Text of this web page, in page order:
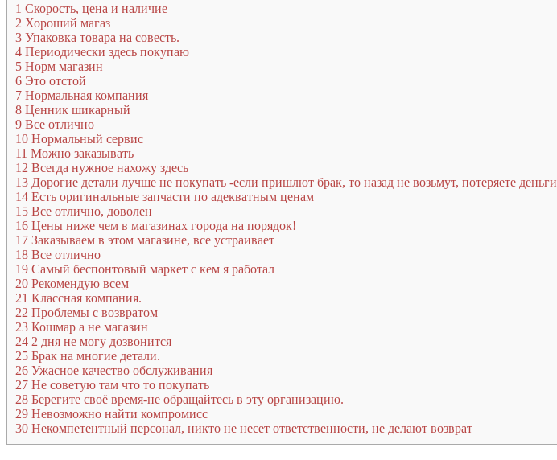
1 Скорость, цена и наличие
2 Хороший магаз
3 Упаковка товара на совесть.
4 Периодически здесь покупаю
5 Норм магазин
6 Это отстой
7 Нормальная компания
8 Ценник шикарный
9 Все отлично
10 Нормальный сервис
11 Можно заказывать
12 Всегда нужное нахожу здесь
13 Дорогие детали лучше не покупать -если пришлют брак, то назад не возьмут, потеряете деньги
14 Есть оригинальные запчасти по адекватным ценам
15 Все отлично, доволен
16 Цены ниже чем в магазинах города на порядок!
17 Заказываем в этом магазине, все устраивает
18 Все отлично
19 Самый беспонтовый маркет с кем я работал
20 Рекомендую всем
21 Классная компания.
22 Проблемы с возвратом
23 Кошмар а не магазин
24 2 дня не могу дозвонится
25 Брак на многие детали.
26 Ужасное качество обслуживания
27 Не советую там что то покупать
28 Берегите своё время-не обращайтесь в эту организацию.
29 Невозможно найти компромисс
30 Некомпетентный персонал, никто не несет ответственности, не делают возврат